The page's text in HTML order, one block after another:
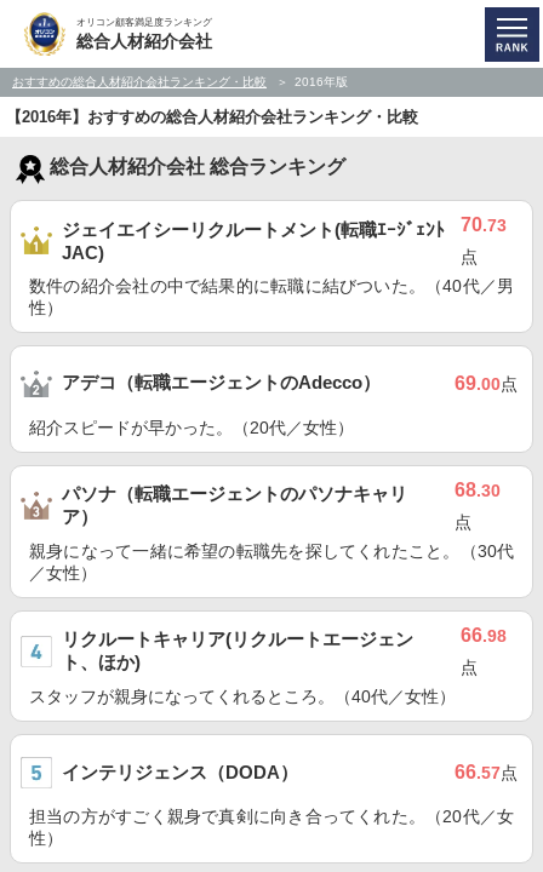
オリコン顧客満足度ランキング
総合人材紹介会社
おすすめの総合人材紹介会社ランキング・比較 2016年版
【2016年】おすすめの総合人材紹介会社ランキング・比較
総合人材紹介会社 総合ランキング
ジェイエイシーリクルートメント(転職ｴｰｼﾞｪﾝﾄ
JAC)
70.73
点
数件の紹介会社の中で結果的に転職に結びついた。（40代／男
性）
アデコ（転職エージェントのAdecco） 69.00点
紹介スピードが早かった。（20代／女性）
パソナ（転職エージェントのパソナキャリ
ア）
68.30
点
親身になって一緒に希望の転職先を探してくれたこと。（30代
／女性）
リクルートキャリア(リクルートエージェン
ト、ほか)
66.98
点
スタッフが親身になってくれるところ。（40代／女性）
インテリジェンス（DODA） 66.57点
担当の方がすごく親身で真剣に向き合ってくれた。（20代／女
性）